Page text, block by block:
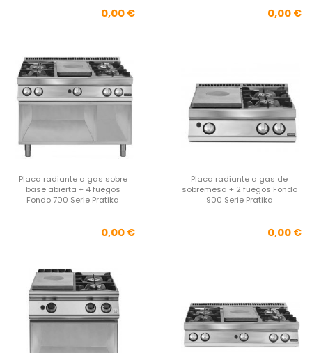
Precio
0,00 € 0,00 €
Placa radiante a gas sobre
base abierta + 4 fuegos
Fondo 700 Serie Pratika
Precio
0,00 €
Placa radiante a gas de
sobremesa + 2 fuegos Fondo
900 Serie Pratika
0,00 €